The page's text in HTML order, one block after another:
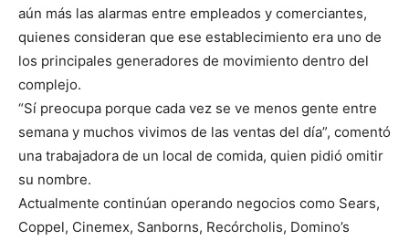
aún más las alarmas entre empleados y comerciantes,
quienes consideran que ese establecimiento era uno de
los principales generadores de movimiento dentro del
complejo.
“Sí preocupa porque cada vez se ve menos gente entre
semana y muchos vivimos de las ventas del día”, comentó
una trabajadora de un local de comida, quien pidió omitir
su nombre.
Actualmente continúan operando negocios como Sears,
Coppel, Cinemex, Sanborns, Recórcholis, Domino’s